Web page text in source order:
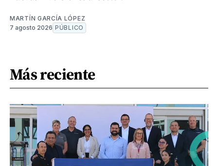
MARTÍN GARCÍA LÓPEZ
7 agosto 2026 PÚBLICO
Más reciente